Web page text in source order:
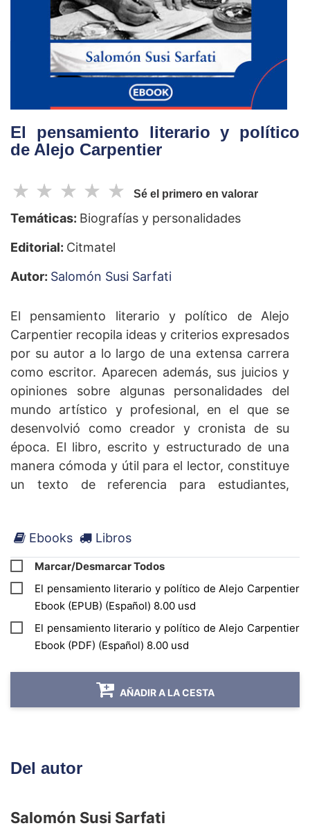
El pensamiento literario y político
de Alejo Carpentier
☆
☆
☆
☆
☆ Sé el primero en valorar
Temáticas: Biografías y personalidades
Editorial: Citmatel
Autor: Salomón Susi Sarfati
El pensamiento literario y político de Alejo
Carpentier recopila ideas y criterios expresados
por su autor a lo largo de una extensa carrera
como escritor. Aparecen además, sus juicios y
opiniones sobre algunas personalidades del
mundo artístico y profesional, en el que se
desenvolvió como creador y cronista de su
época. El libro, escrito y estructurado de una
manera cómoda y útil para el lector, constituye
un texto de referencia para estudiantes,
en la obra de este destacado intelectual.
Ebooks Libros
Marcar/Desmarcar Todos
El pensamiento literario y político de Alejo Carpentier
Ebook (EPUB) (Español) 8.00 usd
El pensamiento literario y político de Alejo Carpentier
Ebook (PDF) (Español) 8.00 usd
AÑADIR A LA CESTA
Del autor
Salomón Susi Sarfati